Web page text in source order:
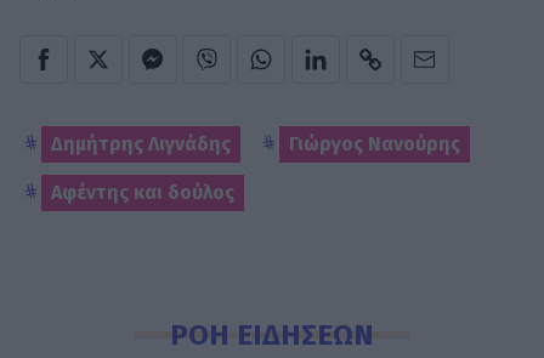
Δημήτρης Λιγνάδης Γιώργος Νανούρης
Αφέντης και δούλος
ΡΟΗ ΕΙΔΗΣΕΩΝ